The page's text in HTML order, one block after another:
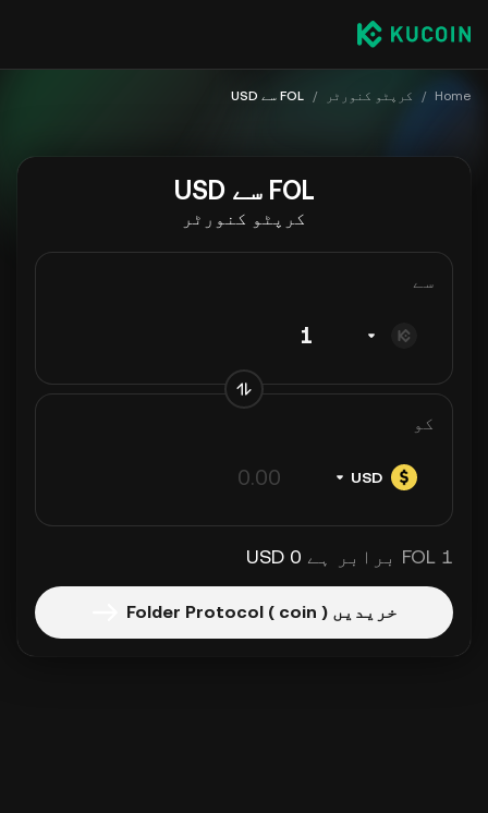
Home
/ کرپٹو کنورٹر / FOL سے USD
FOL سے USD
کرپٹو کنورٹر
سے
کو
USD
1 FOL برابر ہے 0 USD
خریدیں Folder Protocol ( coin )